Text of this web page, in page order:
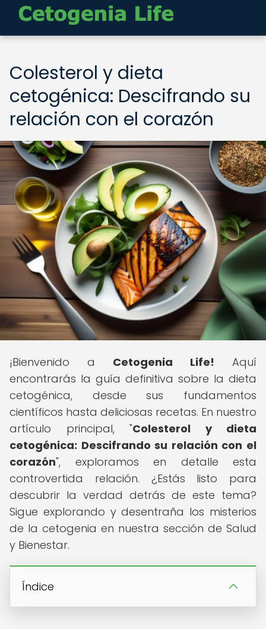
Colesterol y dieta
cetogénica: Descifrando su
relación con el corazón
¡Bienvenido a Cetogenia Life! Aquí
encontrarás la guía definitiva sobre la dieta
cetogénica, desde sus fundamentos
científicos hasta deliciosas recetas. En nuestro
artículo principal, "Colesterol y dieta
cetogénica: Descifrando su relación con el
corazón", exploramos en detalle esta
controvertida relación. ¿Estás listo para
descubrir la verdad detrás de este tema?
Sigue explorando y desentraña los misterios
de la cetogenia en nuestra sección de Salud
y Bienestar.
Índice